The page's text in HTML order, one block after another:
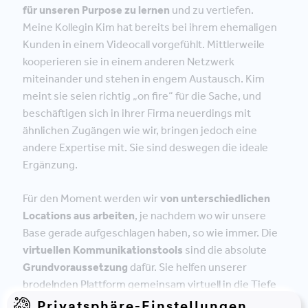
für unseren Purpose zu lernen und zu vertiefen.
Meine Kollegin Kim hat bereits bei ihrem ehemaligen
Kunden in einem Videocall vorgefühlt. Mittlerweile
kooperieren sie in einem anderen Netzwerk
miteinander und stehen in engem Austausch. Kim
meint sie seien richtig „on fire“ für die Sache, und
beschäftigen sich in ihrer Firma neuerdings mit
ähnlichen Zugängen wie wir, bringen jedoch eine
andere Expertise mit. Sie sind deswegen die ideale
Ergänzung.
Für den Moment werden wirvon unterschiedlichen
Locations aus arbeiten, je nachdem wo wir unsere
Base gerade aufgeschlagen haben, so wie immer. Die
virtuellen Kommunikationstools sind die absolute
Grundvoraussetzung dafür. Sie helfen unserer
brodelnden Plattform gemeinsam virtuell in die Tiefe
zu gehen und Ideen präzise und transparent zu